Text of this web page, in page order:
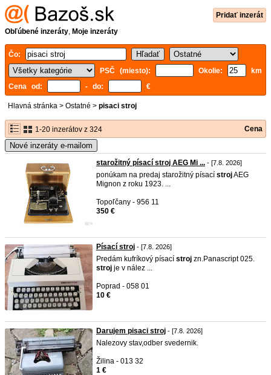
Pridať inzerát
Obľúbené inzeráty, Moje inzeráty
Čo:
PSČ (miesto):
Okolie:
km
Cena od:
- do: €
Hlavná stránka > Ostatné > pisaci stroj
1-20 inzerátov z 324 Cena
Nové inzeráty e-mailom
starožitný písací stroj AEG Mi ... - [7.8. 2026]
ponúkam na predaj starožitný písací strojAEG
Mignon z roku 1923. ...
Topoľčany - 956 11
350 €
Písací stroj - [7.8. 2026]
Predám kufríkový písací stroj zn.Panascript 025.
stroj je v nález ...
Poprad - 058 01
10 €
Darujem pisaci stroj - [7.8. 2026]
Nalezovy stav,odber svedernik.
Žilina - 013 32
1 €